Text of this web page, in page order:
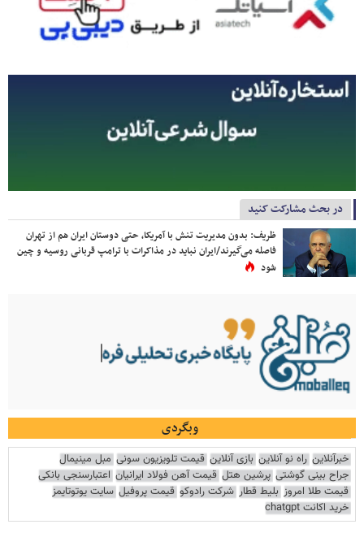
در بحث مشارکت کنید
ظریف: بدون مدیریت تنش با آمریکا، حتی دوستان ایران هم از تهران
فاصله می‌گیرند/ایران نباید در مذاکرات با ترامپ قربانی روسیه و چین
شود
وبگردی
خبرآنلاین راه نو آنلاین بازی آنلاین قیمت تلویزیون سونی مبل مینیمال
جراح بینی گوشتی پرشین هتل قیمت آهن فولاد ایرانیان اعتبارسنجی بانکی
قیمت طلا امروز بلیط قطار شرکت رادوکو قیمت پروفیل سایت یوتوتایمز
خرید اکانت chatgpt